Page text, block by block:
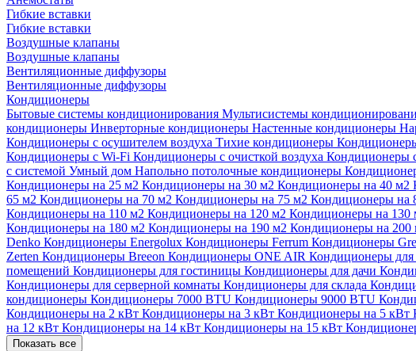
Гибкие вставки
Гибкие вставки
Воздушные клапаны
Воздушные клапаны
Вентиляционные диффузоры
Вентиляционные диффузоры
Кондиционеры
Бытовые системы кондиционирования Мультисистемы
кондиционеры Инверторные кондиционеры Настенные кондиционеры
Кондиционеры с осушителем воздуха Тихие кондиционеры
Кондиционеры с Wi-Fi Кондиционеры с очисткой воздуха Кондиционеры
с системой Умный дом Напольно потолочные кондиционеры
Кондиционеры на 25 м2 Кондиционеры на 30 м2 Кондиционеры на 40 м2
65 м2 Кондиционеры на 70 м2 Кондиционеры на 75 м2 Кондиционеры на
Кондиционеры на 110 м2 Кондиционеры на 120 м2 Кондиционеры на 130
Кондиционеры на 180 м2 Кондиционеры на 190 м2 Кондиционеры на 200
Denko Кондиционеры Energolux Кондиционеры Ferrum Кондиционеры
Zerten Кондиционеры Breeon Кондиционеры ONE AIR Кондиционеры
помещений Кондиционеры для гостиницы Кондиционеры для дачи
Кондиционеры для серверной комнаты Кондиционеры для склада
кондиционеры Кондиционеры 7000 BTU Кондиционеры 9000 BTU
Кондиционеры на 2 кВт Кондиционеры на 3 кВт Кондиционеры на 5 кВт
на 12 кВт Кондиционеры на 14 кВт Кондиционеры на 15 кВт
Показать все